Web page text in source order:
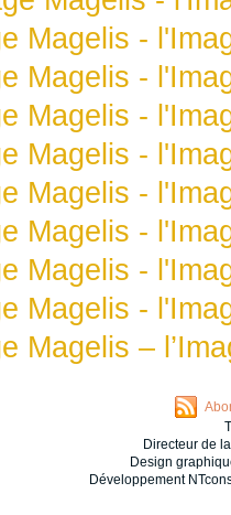
Magelis -
Magelis -
Magelis -
Magelis -
Magelis -
Magelis -
Magelis -
Magelis -
Magelis –
Directeur de
Design
Développement